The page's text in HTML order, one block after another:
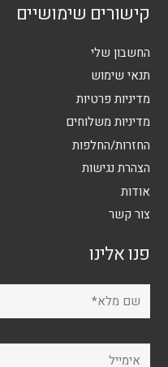
קישורים שימושיים
החשבון שלי
תנאי שימוש
מדיניות פרטיות
מדיניות משלוחים
החזרות/החלפות
הצהרת נגישות
אודות
צור קשר
פנו אלינו